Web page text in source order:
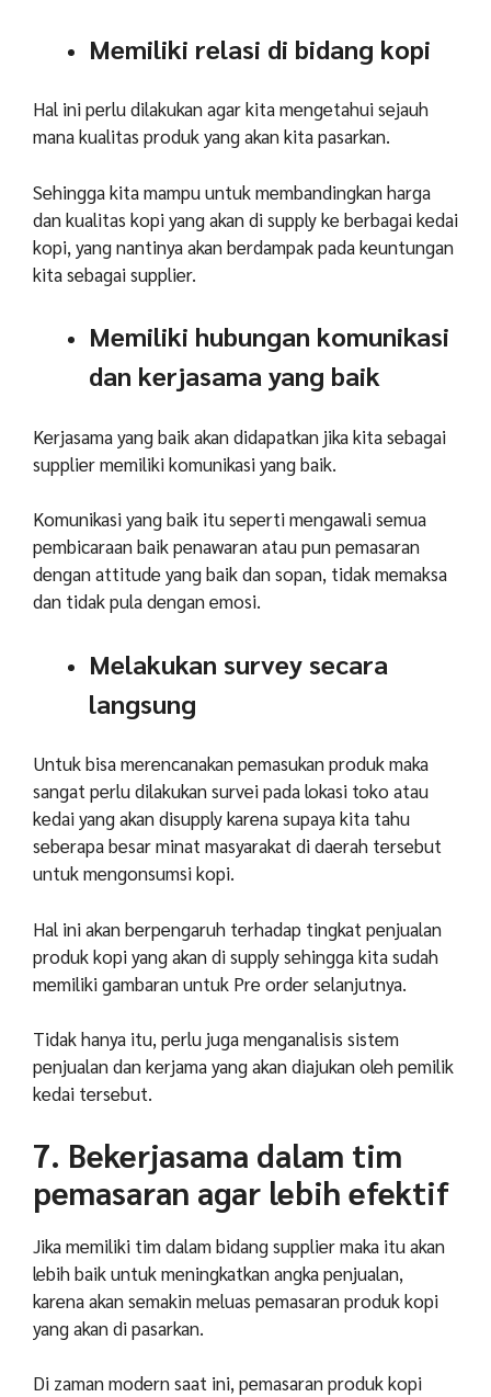
Memiliki relasi di bidang kopi
Hal ini perlu dilakukan agar kita mengetahui sejauh
mana kualitas produk yang akan kita pasarkan.
Sehingga kita mampu untuk membandingkan harga
dan kualitas kopi yang akan di supply ke berbagai kedai
kopi, yang nantinya akan berdampak pada keuntungan
kita sebagai supplier.
Memiliki hubungan komunikasi
dan kerjasama yang baik
Kerjasama yang baik akan didapatkan jika kita sebagai
supplier memiliki komunikasi yang baik.
Komunikasi yang baik itu seperti mengawali semua
pembicaraan baik penawaran atau pun pemasaran
dengan attitude yang baik dan sopan, tidak memaksa
dan tidak pula dengan emosi.
Melakukan survey secara
langsung
Untuk bisa merencanakan pemasukan produk maka
sangat perlu dilakukan survei pada lokasi toko atau
kedai yang akan disupply karena supaya kita tahu
seberapa besar minat masyarakat di daerah tersebut
untuk mengonsumsi kopi.
Hal ini akan berpengaruh terhadap tingkat penjualan
produk kopi yang akan di supply sehingga kita sudah
memiliki gambaran untuk Pre order selanjutnya.
Tidak hanya itu, perlu juga menganalisis sistem
penjualan dan kerjama yang akan diajukan oleh pemilik
kedai tersebut.
7. Bekerjasama dalam tim
pemasaran agar lebih efektif
Jika memiliki tim dalam bidang supplier maka itu akan
lebih baik untuk meningkatkan angka penjualan,
karena akan semakin meluas pemasaran produk kopi
yang akan di pasarkan.
Di zaman modern saat ini, pemasaran produk kopi